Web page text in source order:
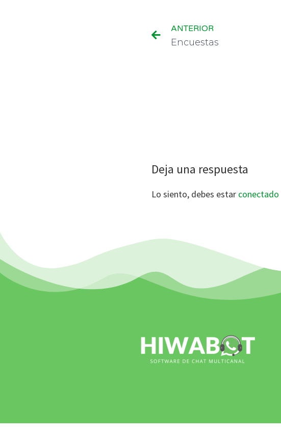
ANTERIOR
Encuestas
Deja una respuesta
Lo siento, debes estar conectado